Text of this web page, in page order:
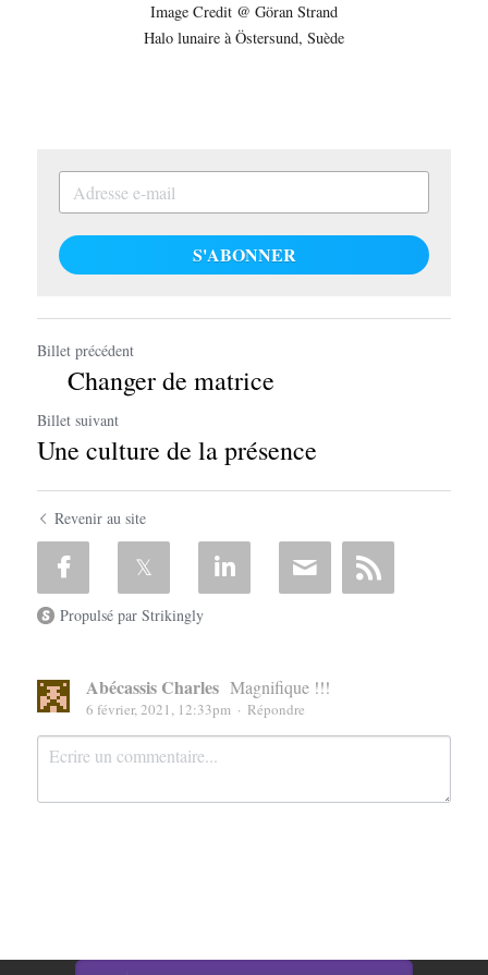
Image Credit @ Göran Strand
Halo lunaire à Östersund, Suède
S'ABONNER
Billet précédent
Changer de matrice
Billet suivant
Une culture de la présence
Revenir au site
Propulsé par Strikingly
Abécassis Charles Magnifique !!!
6 février, 2021, 12:33pm · Répondre